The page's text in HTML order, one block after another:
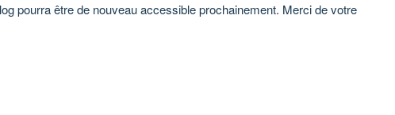
pourra être de nouveau accessible prochainement. Merci de votre